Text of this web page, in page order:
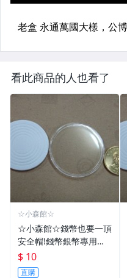
看此商品的人也看了
☆小森館☆
☆小森館☆錢幣也要一頂
安全帽!錢幣銀幣專用透
明壓克力盒收納保護盒.1
枚10元~55
$ 10
直購